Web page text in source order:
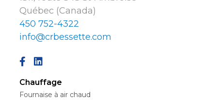
Québec (Canada)
450 752-4322
info@crbessette.com
Chauffage
Fournaise à air chaud